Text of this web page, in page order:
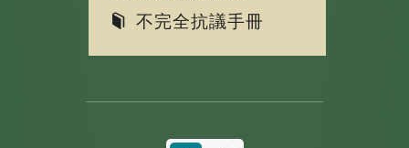
不完全抗議手冊